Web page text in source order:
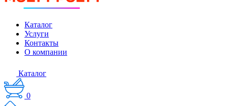
Каталог
Услуги
Контакты
О компании
Каталог
0